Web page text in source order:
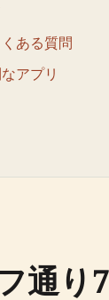
ある質問
アプリ
通り